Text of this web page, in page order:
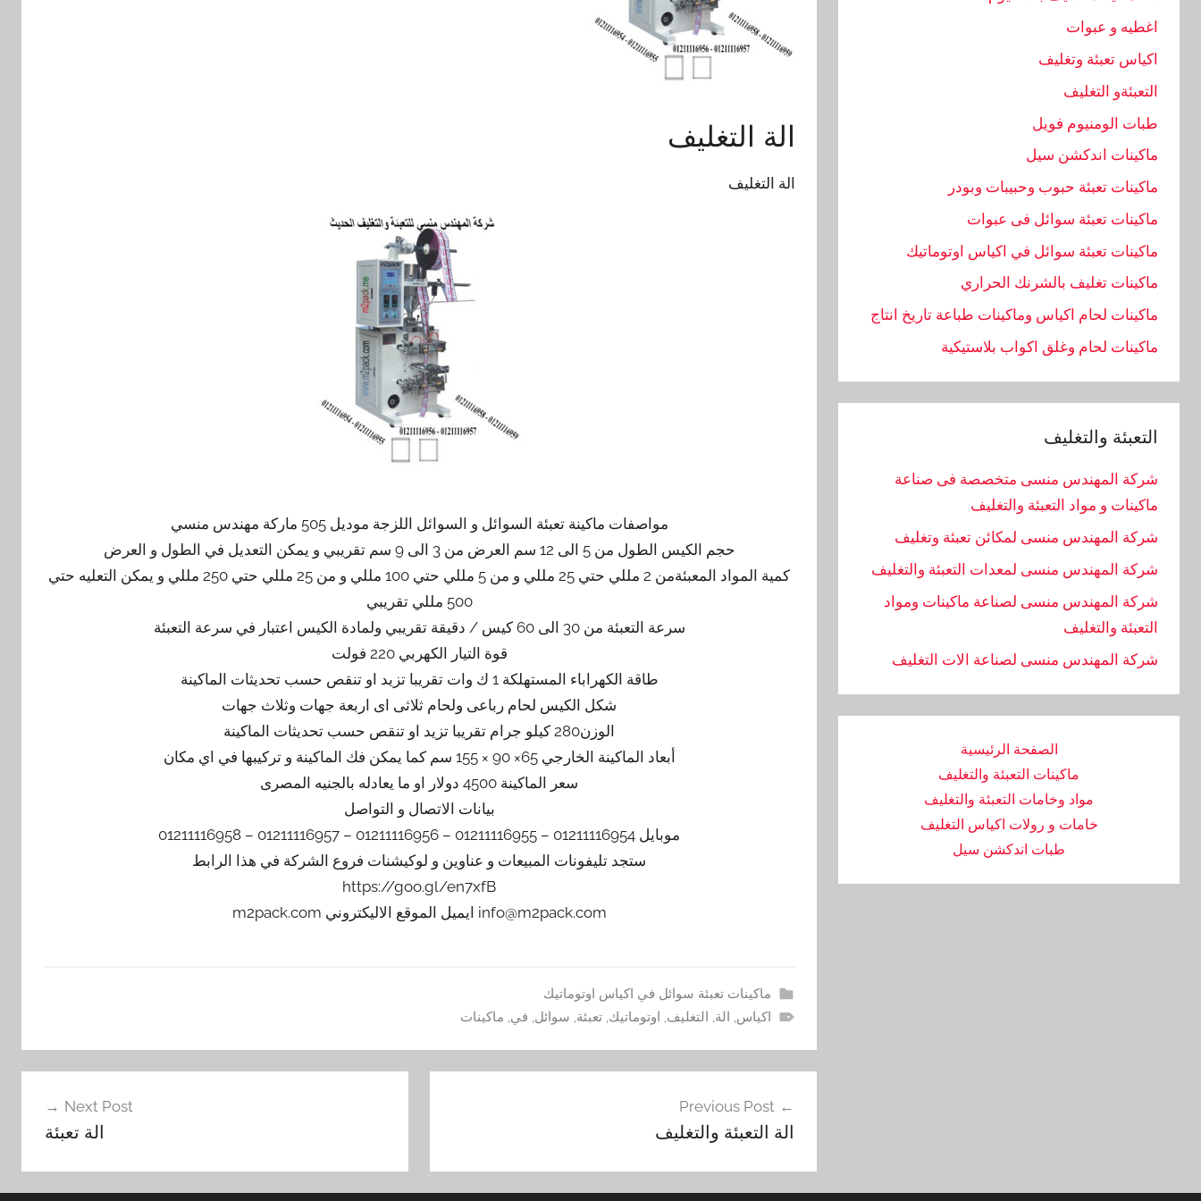
الة التغليف
الة التغليف
مواصفات ماكينة تعبئة السوائل و السوائل اللزجة موديل 505 ماركة مهندس منسي
حجم الكيس الطول من 5 الى 12 سم العرض من 3 الى 9 سم تقريبي و يمكن التعديل في الطول و العرض
كمية المواد المعبئةمن 2 مللي حتي 25 مللي و من 5 مللي حتي 100 مللي و من 25 مللي حتي 250 مللي و يمكن التعليه حتي
500 مللي تقريبي
سرعة التعبئة من 30 الى 60 كيس / دقيقة تقريبي ولمادة الكيس اعتبار في سرعة التعبئة
قوة التيار الكهربي 220 فولت
طاقة الكهراباء المستهلكة 1 ك وات تقريبا تزيد او تنقص حسب تحديثات الماكينة
شكل الكيس لحام رباعى ولحام ثلاثى اى اربعة جهات وثلاث جهات
الوزن280 كيلو جرام تقريبا تزيد او تنقص حسب تحديثات الماكينة
أبعاد الماكينة الخارجي 65× 90 × 155 سم كما يمكن فك الماكينة و تركيبها في اي مكان
سعر الماكينة 4500 دولار او ما يعادله بالجنيه المصرى
بيانات الاتصال و التواصل
موبايل 01211116954 – 01211116955 – 01211116956 – 01211116957 – 01211116958
ستجد تليفونات المبيعات و عناوين و لوكيشنات فروع الشركة في هذا الرابط
https://goo.gl/en7xfB
info@m2pack.com ايميل الموقع الاليكتروني m2pack.com
ماكينات تعبئة سوائل في اكياس اوتوماتيك
اكياس, الة, التغليف, اوتوماتيك,تعبئة, سوائل, في, ماكينات
المقالات
Previous Post
الة التعبئة والتغليف
Next Post
الة تعبئة
اغطيه و عبوات
اكياس تعبئة وتغليف
التعبئةو التغليف
طبات الومنيوم فويل
ماكينات اندكشن سيل
ماكينات تعبئة حبوب وحبيبات وبودر
ماكينات تعبئة سوائل فى عبوات
ماكينات تعبئة سوائل في اكياس اوتوماتيك
ماكينات تغليف بالشرنك الحراري
ماكينات لحام اكياس وماكينات طباعة تاريخ انتاج
ماكينات لحام وغلق اكواب بلاستيكية
التعبئة والتغليف
شركة المهندس منسى متخصصة فى صناعة
ماكينات و مواد التعبئة والتغليف
شركة المهندس منسى لمكائن تعبئة وتغليف
شركة المهندس منسى لمعدات التعبئة والتغليف
شركة المهندس منسى لصناعة ماكينات ومواد
التعبئة والتغليف
‏شركة المهندس منسى لصناعة الات التغليف
الصفحة الرئيسية
ماكينات التعبئة والتغليف
مواد وخامات التعبئة والتغليف
خامات و رولات اكياس التغليف
طبات اندكشن سيل